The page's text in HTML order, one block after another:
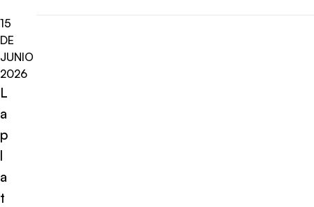
15
DE
JUNIO
2026
L
a
p
l
a
t